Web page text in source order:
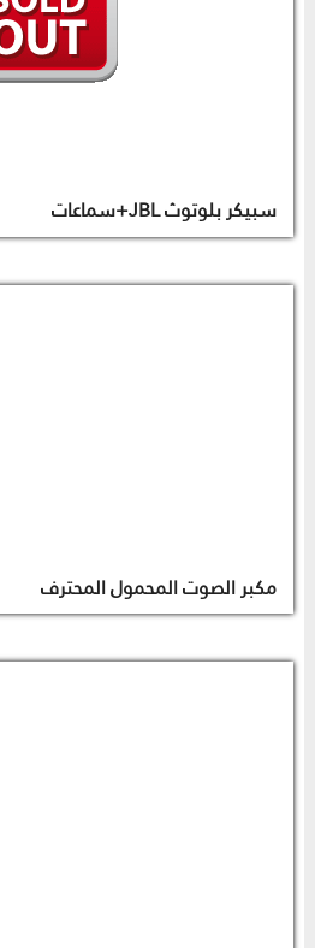
سبيكر بلوتوث JBL+سماعات
مكبر الصوت المحمول المحترف